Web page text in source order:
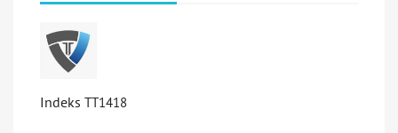
Indeks TT1418